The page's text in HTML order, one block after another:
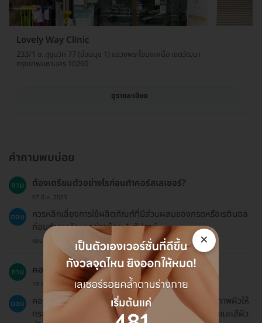
Lovely Way Clinic
233/1 ซ. สุขุมวิท 77 (อ่อนนุช 1) แขวงพระโขนงเหนือ เขตวัฒนา
กรุงเทพมหานคร 10260
ดูรายละเอียด
คำถามพบบ่อย
ถาม ต้องเตรียมตัวอย่างไรก่อนทำคอร์สเลเซอร์?
07 มี.ค. 2023
ตอบ
ควรหลีกเลี่ยงการใช้ผลิตภัณฑ์ที่มีส่วนผสมของกรดหรือเรตินอล
ก่อนทำการรักษาอย่างน้อย 1 สัปดาห์.
ตอบโดยทีมงาน HD
ถาม คอร์สเลเซอร์ Q-Switched คืออะไร?
19 ธ.ค. 2024
ตอบ
คอร์สเลเซอร์ Q-Switched เป็นการใช้เลเซอร์เพื่อปรับสภาพผิวให้
กระจ่างใส ซึ่งเหมาะสำหรับผู้ที่ต้องการลดเลือนจุดด่างดำและสีผิว
×